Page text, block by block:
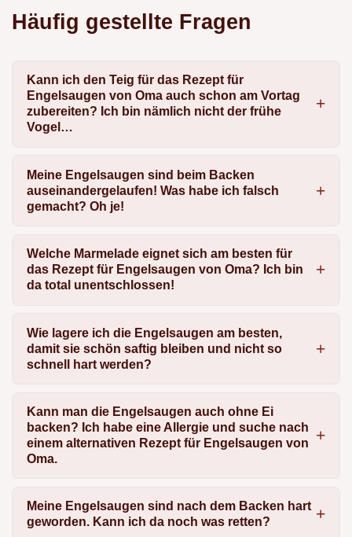
Häufig gestellte Fragen
Kann ich den Teig für das Rezept für
Engelsaugen von Oma auch schon am Vortag
zubereiten? Ich bin nämlich nicht der frühe
Vogel…
Meine Engelsaugen sind beim Backen
auseinandergelaufen! Was habe ich falsch
gemacht? Oh je!
Welche Marmelade eignet sich am besten für
das Rezept für Engelsaugen von Oma? Ich bin
da total unentschlossen!
Wie lagere ich die Engelsaugen am besten,
damit sie schön saftig bleiben und nicht so
schnell hart werden?
Kann man die Engelsaugen auch ohne Ei
backen? Ich habe eine Allergie und suche nach
einem alternativen Rezept für Engelsaugen von
Oma.
Meine Engelsaugen sind nach dem Backen hart
geworden. Kann ich da noch was retten?